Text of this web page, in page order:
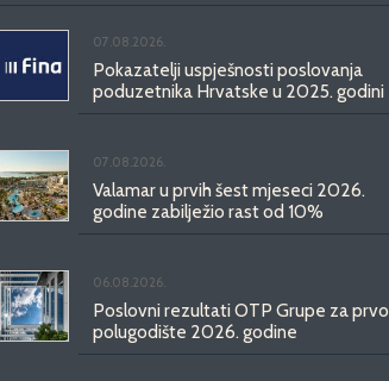
07.08.2026.
Pokazatelji uspješnosti poslovanja
poduzetnika Hrvatske u 2025. godini
07.08.2026.
Valamar u prvih šest mjeseci 2026.
godine zabilježio rast od 10%
06.08.2026.
Poslovni rezultati OTP Grupe za prvo
polugodište 2026. godine